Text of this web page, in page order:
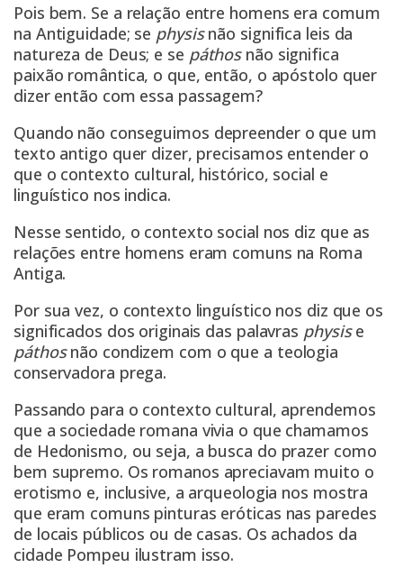
Pois bem. Se a relação entre homens era comum
na Antiguidade; se physisnão significa leis da
natureza de Deus; e se páthosnão significa
paixão romântica, o que, então, o apóstolo quer
dizer então com essa passagem?
Quando não conseguimos depreender o que um
texto antigo quer dizer, precisamos entender o
que o contexto cultural, histórico, social e
linguístico nos indica.
Nesse sentido, o contexto social nos diz que as
relações entre homens eram comuns na Roma
Antiga.
Por sua vez, o contexto linguístico nos diz que os
significados dos originais das palavras physise
páthosnão condizem com o que a teologia
conservadora prega.
Passando para o contexto cultural, aprendemos
que a sociedade romana vivia o que chamamos
de Hedonismo, ou seja, a busca do prazer como
bem supremo. Os romanos apreciavam muito o
erotismo e, inclusive, a arqueologia nos mostra
que eram comuns pinturas eróticas nas paredes
de locais públicos ou de casas. Os achados da
cidade Pompeu ilustram isso.